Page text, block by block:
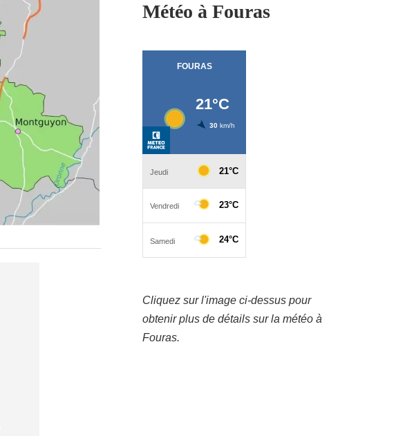
Météo à Fouras
Cliquez sur l'image ci-dessus pour
obtenir plus de détails sur la météo à
Fouras.